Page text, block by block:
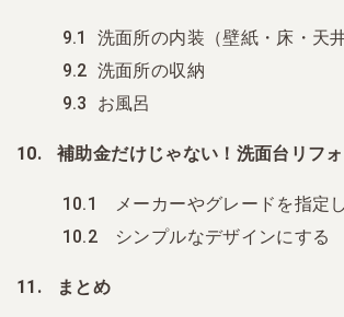
洗面所の内装（壁紙・床・天井
洗面所の収納
お風呂
補助金だけじゃない！洗面台リフ
メーカーやグレードを指定
シンプルなデザインにする
まとめ